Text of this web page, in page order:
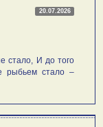
20.07.2026
стало, И до того
рыбьем стало –